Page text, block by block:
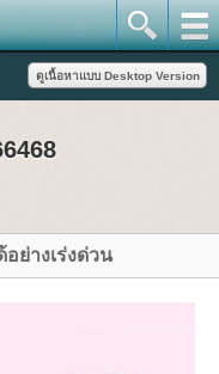
ย่างเร่งด่วน